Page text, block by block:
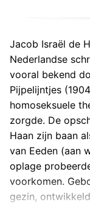
Jacob Israël de
Nederlandse
vooral bekend
Pijpelijntjes
homoseksuele
zorgde. De
Haan zijn baan
van Eeden (aan
oplage
voorkomen.
gezin,